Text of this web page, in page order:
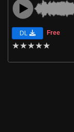
DL Free
★★★★★